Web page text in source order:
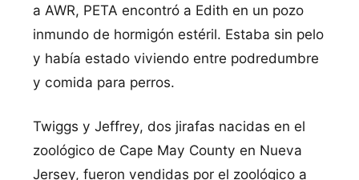
a AWR, PETA encontró a Edith en un pozo
inmundo de hormigón estéril. Estaba sin pelo
y había estado viviendo entre podredumbre
y comida para perros.
Twiggs y Jeffrey, dos jirafas nacidas en el
zoológico de Cape May County en Nueva
Jersey, fueron vendidas por el zoológico a